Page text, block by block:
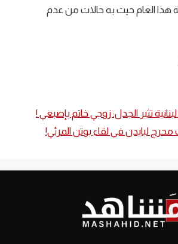
هذا العام حيث به حالات من عدم
تثير الجدل: زوجي خاتم بإصبعي !
لبايدن في لقاء بوتن المرئي!